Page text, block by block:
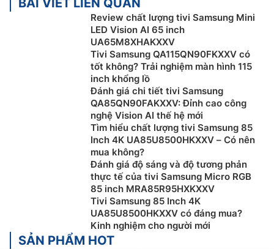
BÀI VIẾT LIÊN QUAN
Review chất lượng tivi Samsung Mini
LED Vision AI 65 inch
UA65M8XHAKXXV
Tivi Samsung QA115QN90FKXXV có
tốt không? Trải nghiệm màn hình 115
inch khổng lồ
Đánh giá chi tiết tivi Samsung
QA85QN90FAKXXV: Đỉnh cao công
nghệ Vision AI thế hệ mới
Tìm hiểu chất lượng tivi Samsung 85
Inch 4K UA85U8500HKXXV – Có nên
mua không?
Đánh giá độ sáng và độ tương phản
thực tế của tivi Samsung Micro RGB
85 inch MRA85R95HXKXXV
Tivi Samsung 85 Inch 4K
UA85U8500HKXXV có đáng mua?
Kinh nghiệm cho người mới
SẢN PHẨM HOT